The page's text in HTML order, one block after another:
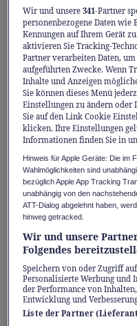
Die besten Start-ups der
>>venture>> in Lausanne
«Heute werden die
Models hinter
entwickelt», sagt
Machine Learning
verfolgen wir
Ansatz.» Apertus
Sprachmodell, das
und das
Zentrum CSCS
nimmt für sich in
transparent und
Anders als die
Feld beherrschen,
einsehen,
Wir und unsere341-Partner
personenbezogene Daten
Kennungen auf Ihrem Gerät
aktivieren Sie Tracking-
Partner verarbeiten Daten,
aufgeführten Zwecke. Wenn
Inhalte und Anzeigen
Sie können dieses Menü
Einstellungen zu ändern
Sie auf den Link Cookie
klicken. Ihre Einstellungen
Informationen finden Sie in
Hinweis für Apple Geräte: Die im
Wahlmöglichkeiten sind
bezüglich Apple App Tracking
unabhängig von den
ATT-Dialog abgelehnt haben,
hinweg getracked.
Wir und unsere
Folgendes
Speichern von oder Zugriff
Personalisierte Werbung und
der Performance von
Entwicklung und
Liste der Partner